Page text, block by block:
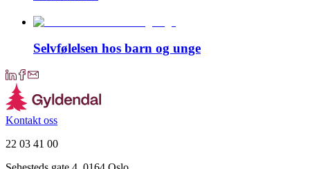
Selvfølelsen hos barn og unge
Kontakt oss
22 03 41 00